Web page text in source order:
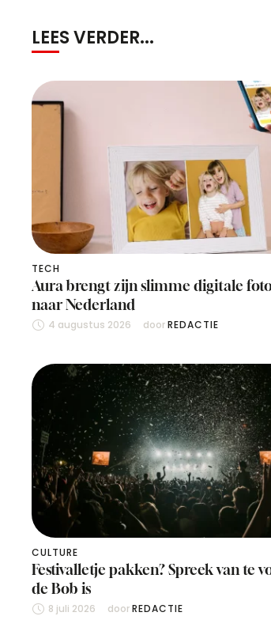
LEES VERDER...
TECH
Aura brengt zijn slimme digitale
naar Nederland
4 augustus 2026 door REDACTIE
CULTURE
Festivalletje pakken? Spreek van te
de Bob is
8 juli 2026 door REDACTIE